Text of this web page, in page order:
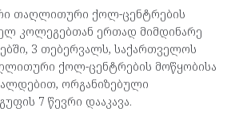
თაღლითური ქოლ-ცენტრების
კოლეგებთან ერთად მიმდინარე
3 თებერვალს, საქართველოს
ქოლ-ცენტრების მოწყობისა
ორგანიზებული
7 წევრი დააკავა.